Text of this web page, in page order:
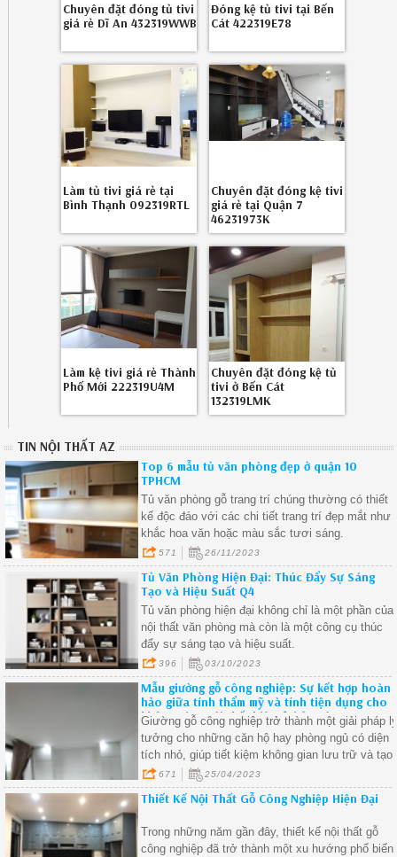
Chuyên đặt đóng tủ tivi
giá rẻ Dĩ An 432319WWB
Đóng kệ tủ tivi tại Bến
Cát 422319E78
Làm tủ tivi giá rẻ tại
Bình Thạnh 092319RTL
Chuyên đặt đóng kệ tivi
giá rẻ tại Quận 7
46231973K
Làm kệ tivi giá rẻ Thành
Phố Mới 222319U4M
Chuyên đặt đóng kệ tủ
tivi ở Bến Cát
132319LMK
TIN NỘI THẤT AZ
Top 6 mẫu tủ văn phòng đẹp ở quận 10
TPHCM
Tủ văn phòng gỗ trang trí chúng thường có thiết
kế độc đáo với các chi tiết trang trí đẹp mắt như
khắc hoa văn hoặc màu sắc tươi sáng.
571 26/11/2023
Tủ Văn Phòng Hiện Đại: Thúc Đẩy Sự Sáng
Tạo và Hiệu Suất Q4
Tủ văn phòng hiện đại không chỉ là một phần của
nội thất văn phòng mà còn là một công cụ thúc
đẩy sự sáng tạo và hiệu suất.
396 03/10/2023
Mẫu giường gỗ công nghiệp: Sự kết hợp hoàn
hảo giữa tính thẩm mỹ và tính tiện dụng cho
không gian nội thất hiện đại ở quận 1
Giường gỗ công nghiệp trở thành một giải pháp
tưởng cho những căn hộ hay phòng ngủ có diện
tích nhỏ, giúp tiết kiệm không gian lưu trữ và tạo
cảm giác gọn gàng, ngăn nắp cho không gian
sống
671 25/04/2023
Thiết Kế Nội Thất Gỗ Công Nghiệp Hiện Đại
Trong những năm gần đây, thiết kế nội thất gỗ
công nghiệp đã trở thành một xu hướng phổ biến